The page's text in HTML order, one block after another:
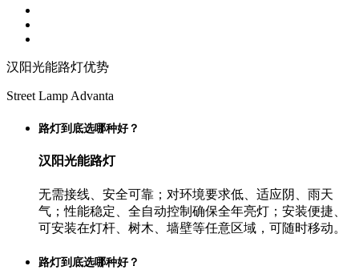
汉阳光能路灯优势
Street Lamp Advanta
路灯到底选哪种好？
汉阳光能路灯
无需接线、安全可靠；对环境要求低、适应阴、雨天
气；性能稳定、全自动控制确保全年亮灯；安装便捷、
可安装在灯杆、树木、墙壁等任意区域，可随时移动。
路灯到底选哪种好？